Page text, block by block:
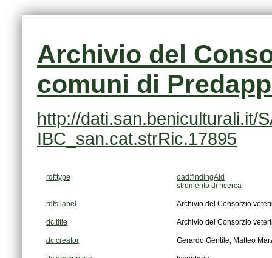
comuni di
IBC_san.cat.strRic.17895
rdf:type
oad:findingAid
strumento di ricerca
rdfs:label Archivio del Consorzio
dc:title Archivio del Consorzio
dc:creator Gerardo Gentile, Matteo